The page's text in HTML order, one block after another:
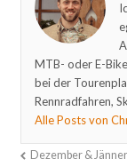
MTB- oder E-
bei der
Rennradfahren,
Alle Posts von
Dezember &